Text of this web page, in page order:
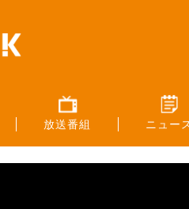
放送番組 ニュー